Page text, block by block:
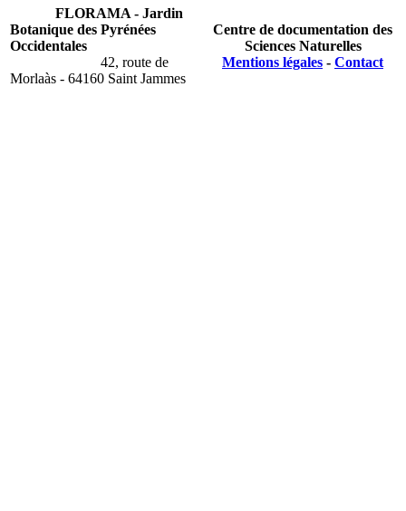
FLORAMA - Jardin
Botanique des Pyrénées
Occidentales
42, route de
Morlaàs - 64160 Saint Jammes
Centre de documentation des
Sciences Naturelles
Mentions légales - Contact